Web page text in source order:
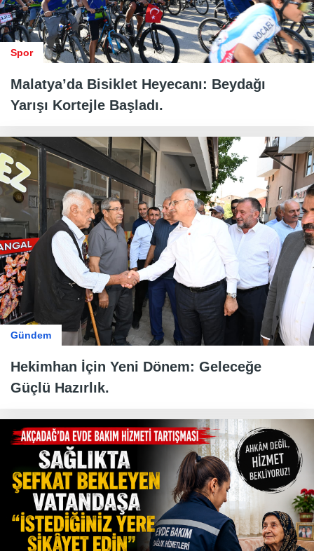
Spor
Malatya’da Bisiklet Heyecanı: Beydağı
Yarışı Kortejle Başladı.
Gündem
Hekimhan İçin Yeni Dönem: Geleceğe
Güçlü Hazırlık.